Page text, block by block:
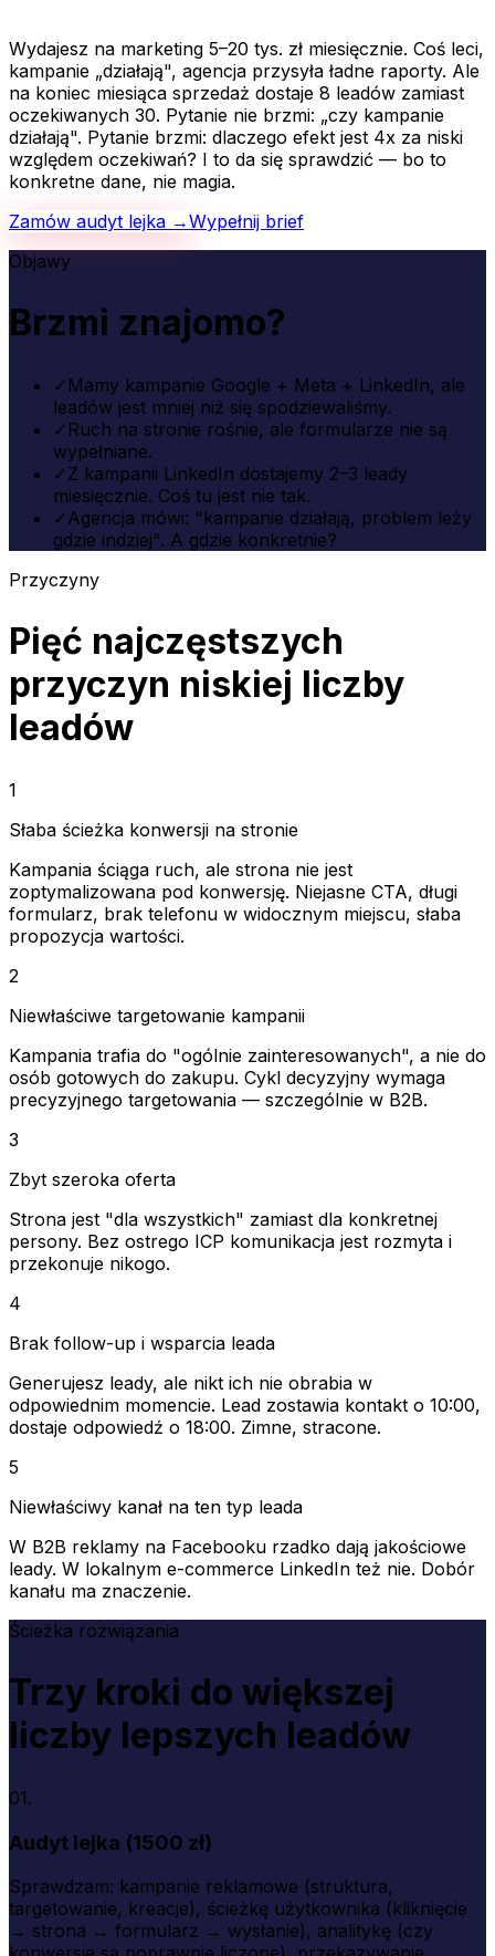
Wydajesz na marketing 5–20 tys. zł miesięcznie. Coś leci,
kampanie „działają", agencja przysyła ładne raporty. Ale
na koniec miesiąca sprzedaż dostaje 8 leadów zamiast
oczekiwanych 30. Pytanie nie brzmi: „czy kampanie
działają". Pytanie brzmi: dlaczego efekt jest 4x za niski
względem oczekiwań? I to da się sprawdzić — bo to
konkretne dane, nie magia.
Zamów audyt lejka →Wypełnij brief
Objawy
Brzmi znajomo?
✓ Mamy kampanie Google + Meta + LinkedIn, ale
leadów jest mniej niż się spodziewaliśmy.
✓ Ruch na stronie rośnie, ale formularze nie są
wypełniane.
✓Z kampanii LinkedIn dostajemy 2–3 leady
miesięcznie. Coś tu jest nie tak.
✓Agencja mówi: "kampanie działają, problem leży
gdzie indziej". A gdzie konkretnie?
Przyczyny
Pięć najczęstszych
przyczyn niskiej liczby
leadów
1
Słaba ścieżka konwersji na stronie
Kampania ściąga ruch, ale strona nie jest
zoptymalizowana pod konwersję. Niejasne CTA, długi
formularz, brak telefonu w widocznym miejscu, słaba
propozycja wartości.
2
Niewłaściwe targetowanie kampanii
Kampania trafia do "ogólnie zainteresowanych", a nie do
osób gotowych do zakupu. Cykl decyzyjny wymaga
precyzyjnego targetowania — szczególnie w B2B.
3
Zbyt szeroka oferta
Strona jest "dla wszystkich" zamiast dla konkretnej
persony. Bez ostrego ICP komunikacja jest rozmyta i
przekonuje nikogo.
4
Brak follow-up i wsparcia leada
Generujesz leady, ale nikt ich nie obrabia w
odpowiednim momencie. Lead zostawia kontakt o 10:00,
dostaje odpowiedź o 18:00. Zimne, stracone.
5
Niewłaściwy kanał na ten typ leada
W B2B reklamy na Facebooku rzadko dają jakościowe
leady. W lokalnym e-commerce LinkedIn też nie. Dobór
kanału ma znaczenie.
Ścieżka rozwiązania
Trzy kroki do większej
liczby lepszych leadów
01.
Audyt lejka (1500 zł)
Sprawdzam: kampanie reklamowe (struktura,
targetowanie, kreacje), ścieżkę użytkownika (kliknięcie
→ strona → formularz → wysłanie), analitykę (czy